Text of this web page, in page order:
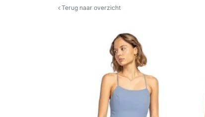
Terug naar overzicht